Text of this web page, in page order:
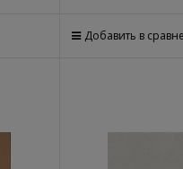
Добавить в